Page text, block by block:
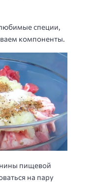
специи,
компоненты.
пищевой
на пару